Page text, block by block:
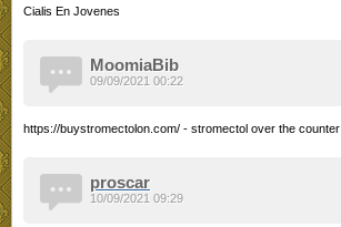
Cialis En Jovenes
MoomiaBib
https://buystromectolon.com/ - stromectol over the counter
09/09/2021 00:22
proscar
10/09/2021 09:29